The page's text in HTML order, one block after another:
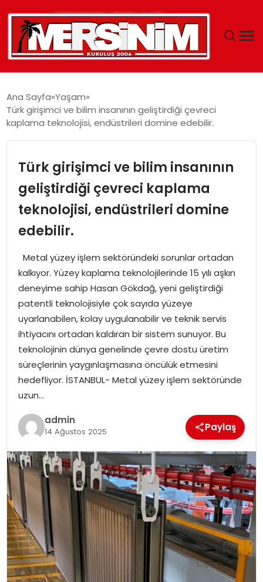
YAŞAM
EĞITIM
EKONOMI
MAGAZIN
DÜNYA
OTOMOBIL
Ana Sayfa Yaşam
Türk girişimci ve bilim insanının geliştirdiği çevreci
kaplama teknolojisi, endüstrileri domine edebilir.
Türk girişimci ve bilim insanının
geliştirdiği çevreci kaplama
teknolojisi, endüstrileri domine
edebilir.
Metal yüzey işlem sektöründeki sorunlar ortadan
kalkıyor. Yüzey kaplama teknolojilerinde 15 yılı aşkın
deneyime sahip Hasan Gökdağ, yeni geliştirdiği
patentli teknolojisiyle çok sayıda yüzeye
uyarlanabilen, kolay uygulanabilir ve teknik servis
ihtiyacını ortadan kaldıran bir sistem sunuyor. Bu
teknolojinin dünya genelinde çevre dostu üretim
süreçlerinin yaygınlaşmasına öncülük etmesini
hedefliyor. İSTANBUL- Metal yüzey işlem sektöründe
uzun…
admin
14 Ağustos 2025 Paylaş